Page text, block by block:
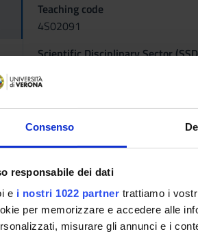
Consenso
responsabile dei dati
e i nostri 1022 partner trattiamo i
per memorizzare e accedere alle
misurare gli annunci e i
Teaching code
4S02091
Scientific Disciplinary Sector